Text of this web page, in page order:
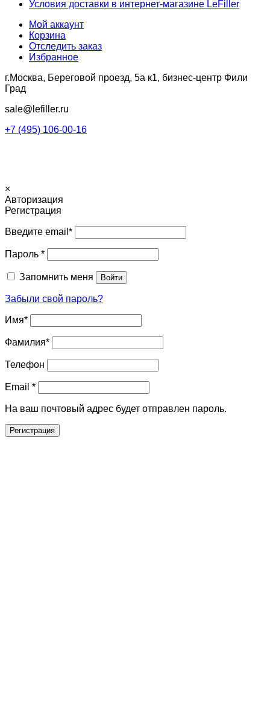
Условия доставки в интернет-магазине LeFiller
Мой аккаунт
Корзина
Отследить заказ
Избранное
г.Москва, Береговой проезд, 5а к1, бизнес-центр Фили
Град
sale@lefiller.ru
+7 (495) 106-00-16
×
Авторизация
Регистрация
Введите email *
Пароль *
Запомнить меня Войти
Забыли свой пароль?
Имя*
Фамилия*
Телефон
Email *
На ваш почтовый адрес будет отправлен пароль.
Регистрация